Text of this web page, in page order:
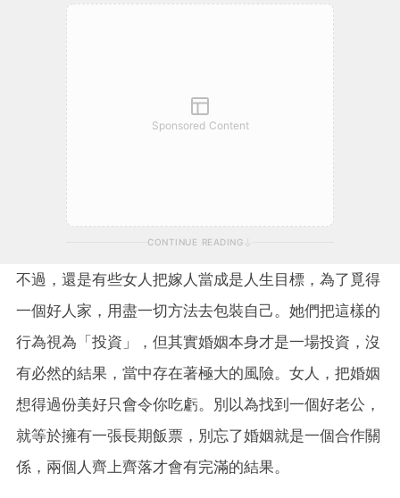
Sponsored Content
CONTINUE READING
不過，還是有些女人把嫁人當成是人生目標，為了覓得
一個好人家，用盡一切方法去包裝自己。她們把這樣的
行為視為「投資」，但其實婚姻本身才是一場投資，沒
有必然的結果，當中存在著極大的風險。女人，把婚姻
想得過份美好只會令你吃虧。別以為找到一個好老公，
就等於擁有一張長期飯票，別忘了婚姻就是一個合作關
係，兩個人齊上齊落才會有完滿的結果。